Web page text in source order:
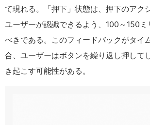
て現れる。「押下」状態は、押下のアク
ユーザーが認識できるよう、100～150
べきである。このフィードバックがタイ
合、ユーザーはボタンを繰り返し押して
き起こす可能性がある。